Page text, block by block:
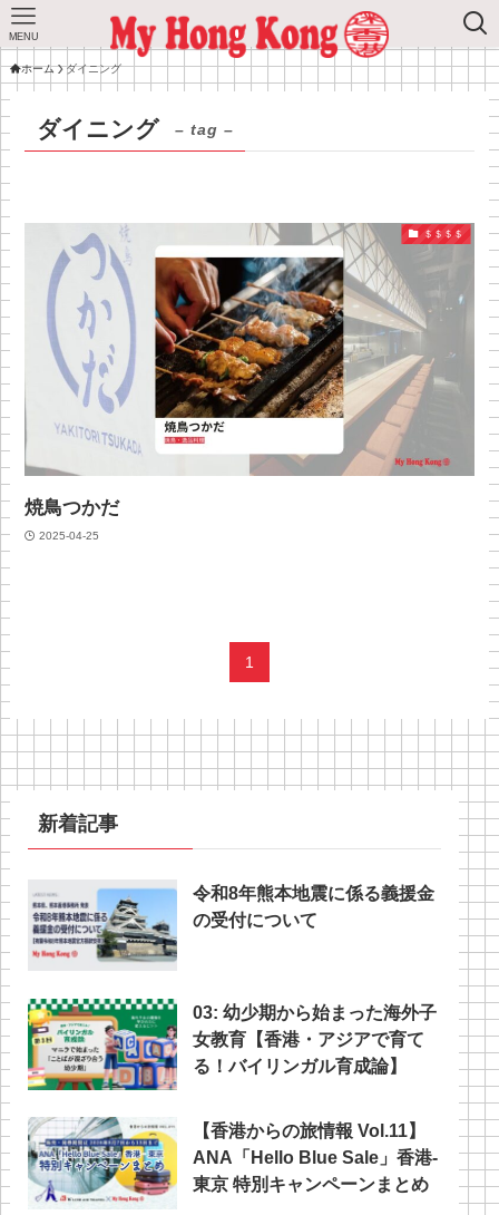
MENU
ホーム ダイニング
ダイニング – tag –
＄＄＄＄
焼鳥つかだ
2025-04-25
1
新着記事
令和8年熊本地震に係る義援金
の受付について
03: 幼少期から始まった海外子
女教育【香港・アジアで育て
る！バイリンガル育成論】
【香港からの旅情報 Vol.11】
ANA「Hello Blue Sale」香港‐
東京 特別キャンペーンまとめ